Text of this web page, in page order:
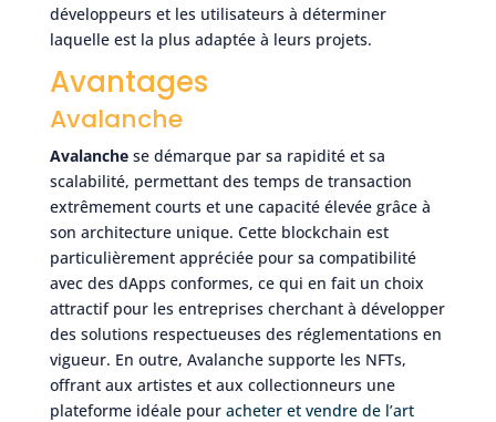
développeurs et les utilisateurs à déterminer
laquelle est la plus adaptée à leurs projets.
Avantages
Avalanche
Avalanchese démarque par sa rapidité et sa
scalabilité, permettant des temps de transaction
extrêmement courts et une capacité élevée grâce à
son architecture unique. Cette blockchain est
particulièrement appréciée pour sa compatibilité
avec des dApps conformes, ce qui en fait un choix
attractif pour les entreprises cherchant à développer
des solutions respectueuses des réglementations en
vigueur. En outre, Avalanche supporte les NFTs,
offrant aux artistes et aux collectionneurs une
plateforme idéale pour acheter et vendre de l’art